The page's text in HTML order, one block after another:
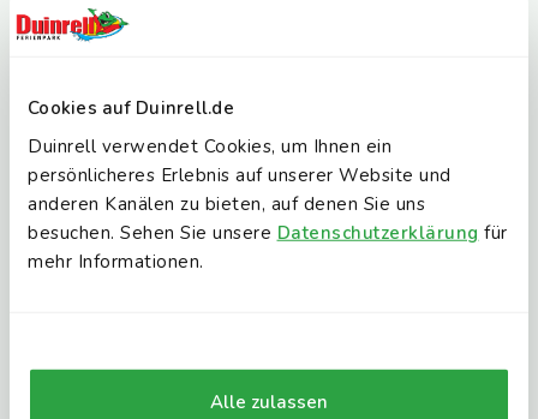
Cookies auf Duinrell.de
Duinrell verwendet Cookies, um Ihnen ein
persönlicheres Erlebnis auf unserer Website und
anderen Kanälen zu bieten, auf denen Sie uns
besuchen. Sehen Sie unsere Datenschutzerklärung für
mehr Informationen.
Alle zulassen